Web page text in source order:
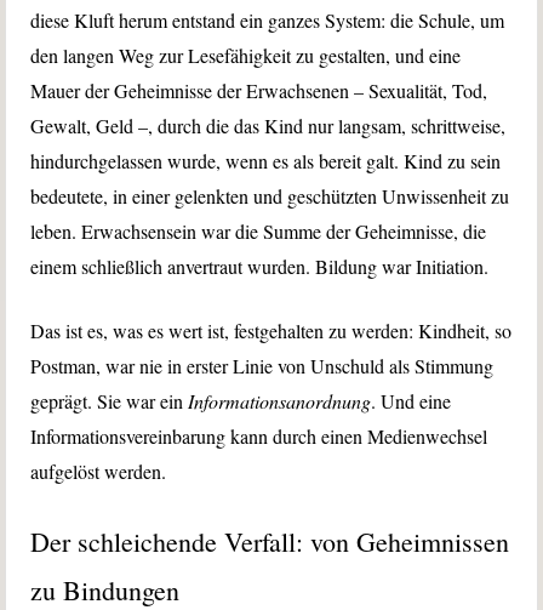
diese Kluft herum entstand ein ganzes System: die Schule, um
den langen Weg zur Lesefähigkeit zu gestalten, und eine
Mauer der Geheimnisse der Erwachsenen – Sexualität, Tod,
Gewalt, Geld –, durch die das Kind nur langsam, schrittweise,
hindurchgelassen wurde, wenn es als bereit galt. Kind zu sein
bedeutete, in einer gelenkten und geschützten Unwissenheit zu
leben. Erwachsensein war die Summe der Geheimnisse, die
einem schließlich anvertraut wurden. Bildung war Initiation.
Das ist es, was es wert ist, festgehalten zu werden: Kindheit, so
Postman, war nie in erster Linie von Unschuld als Stimmung
geprägt. Sie war einInformationsanordnung. Und eine
Informationsvereinbarung kann durch einen Medienwechsel
aufgelöst werden.
Der schleichende Verfall: von Geheimnissen
zu Bindungen